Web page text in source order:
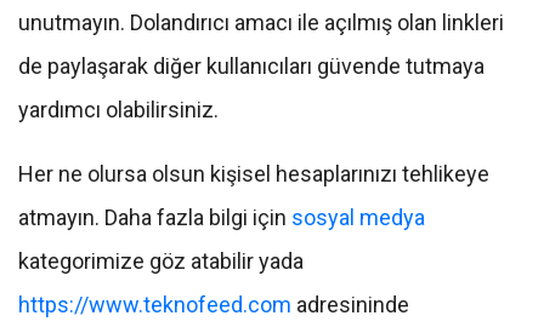
unutmayın. Dolandırıcı amacı ile açılmış olan linkleri
de paylaşarak diğer kullanıcıları güvende tutmaya
yardımcı olabilirsiniz.
Her ne olursa olsun kişisel hesaplarınızı tehlikeye
atmayın. Daha fazla bilgi için sosyal medya
kategorimize göz atabilir yada
https://www.teknofeed.com adresininde